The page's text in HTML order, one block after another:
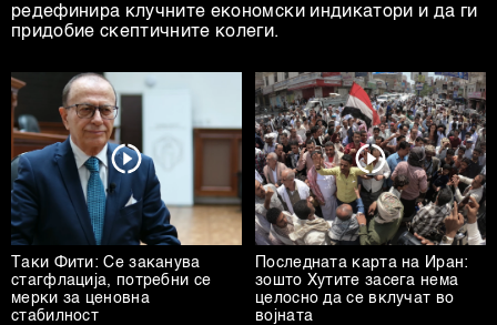
редефинира клучните економски индикатори и да ги
придобие скептичните колеги.
Таки Фити: Се заканува
стагфлација, потребни се
мерки за ценовна
стабилност
Последната карта на Иран:
зошто Хутите засега нема
целосно да се вклучат во
војната